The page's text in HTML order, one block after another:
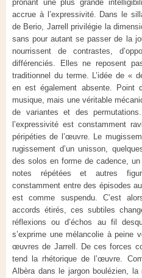
prônant une plus grande
accrue à l’expressivité. Dans le
de Berio, Jarrell privilégie la
sans pour autant se passer de la
nourrissent de contrastes,
différenciés. Elles ne reposent
traditionnel du terme. L’idée de «
en est également absente. Point
musique, mais une véritable
de variantes et des
l’expressivité est constamment
péripéties de l’œuvre. Le
rugissement d’un unisson,
des solos en forme de cadence,
notes répétées et autres
constamment entre des épisodes
est comme suspendu. C’est
accords étirés, ces subtiles
réflexions ou d’échos au fil
s’exprime une mélancolie à peine
œuvres de Jarrell. De ces forces
tend la rhétorique de l’œuvre.
Albèra dans le jargon boulézien, la